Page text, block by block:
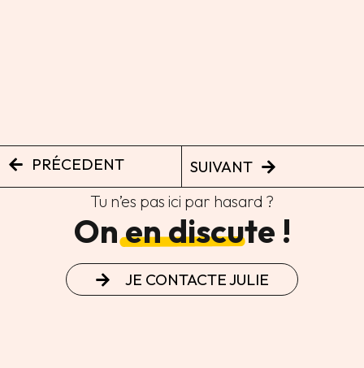
PRÉCEDENT SUIVANT
Tu n’es pas ici par hasard ?
On en discute !
JE CONTACTE JULIE